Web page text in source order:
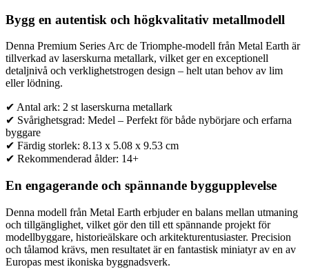
Bygg en autentisk och högkvalitativ metallmodell
Denna Premium Series Arc de Triomphe-modell från Metal Earth är
tillverkad av laserskurna metallark, vilket ger en exceptionell
detaljnivå och verklighetstrogen design – helt utan behov av lim
eller lödning.
✔ Antal ark: 2 st laserskurna metallark
✔ Svårighetsgrad: Medel – Perfekt för både nybörjare och erfarna
byggare
✔ Färdig storlek: 8.13 x 5.08 x 9.53 cm
✔ Rekommenderad ålder: 14+
En engagerande och spännande byggupplevelse
Denna modell från Metal Earth erbjuder en balans mellan utmaning
och tillgänglighet, vilket gör den till ett spännande projekt för
modellbyggare, historieälskare och arkitekturentusiaster. Precision
och tålamod krävs, men resultatet är en fantastisk miniatyr av en av
Europas mest ikoniska byggnadsverk.